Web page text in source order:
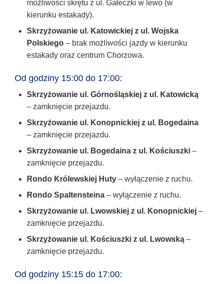
możliwości skrętu z ul. Gałeczki w lewo (w
kierunku estakady).
Skrzyżowanie ul. Katowickiej z ul. Wojska
Polskiego – brak możliwości jazdy w kierunku
estakady oraz centrum Chorzowa.
Od godziny 15:00 do 17:00:
Skrzyżowanie ul. Górnośląskiej z ul. Katowicką
– zamknięcie przejazdu.
Skrzyżowanie ul. Konopnickiej z ul. Bogedaina
– zamknięcie przejazdu.
Skrzyżowanie ul. Bogedaina z ul. Kościuszki –
zamknięcie przejazdu.
Rondo Królewskiej Huty – wyłączenie z ruchu.
Rondo Spaltensteina – wyłączenie z ruchu.
Skrzyżowanie ul. Lwowskiej z ul. Konopnickiej –
zamknięcie przejazdu.
Skrzyżowanie ul. Kościuszki z ul. Lwowską –
zamknięcie przejazdu.
Od godziny 15:15 do 17:00: